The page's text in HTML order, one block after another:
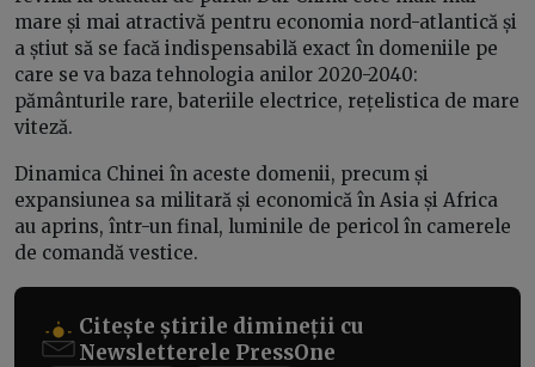
mare și mai atractivă pentru economia nord-atlantică și
a știut să se facă indispensabilă exact în domeniile pe
care se va baza tehnologia anilor 2020-2040:
pământurile rare, bateriile electrice, rețelistica de mare
viteză.
Dinamica Chinei în aceste domenii, precum și
expansiunea sa militară și economică în Asia și Africa
au aprins, într-un final, luminile de pericol în camerele
de comandă vestice.
Citește știrile dimineții cu
Newsletterele PressOne